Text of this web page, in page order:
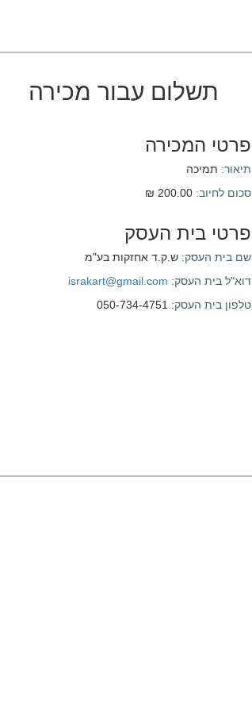
תשלום עבור מכירה
פרטי המכירה
תיאור: תמיכה
סכום לחיוב:
פרטי בית העסק
שם בית העסק: ש.ק.ד אחזקות בע"מ
דוא"ל בית העסק: israkart@gmail.com
טלפון בית העסק: